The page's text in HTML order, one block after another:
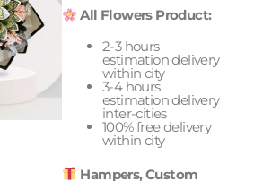
All Flowers Product:
2-3 hours
estimation delivery
within city
3-4 hours
estimation delivery
inter-cities
100% free delivery
within city
Hampers, Custom